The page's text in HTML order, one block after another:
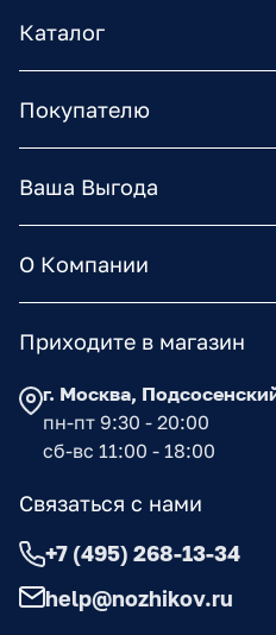
Каталог
Покупателю
Ваша Выгода
О Компании
Приходите в магазин
г. Москва,
пн-пт 9:30 - 20:00
сб-вс 11:00 - 18:00
Связаться с нами
+7 (495) 268-13-34
help@nozhikov.ru